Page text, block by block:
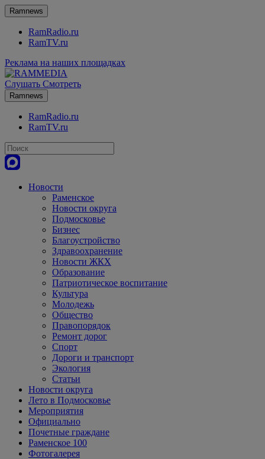
Ramnews
RamRadio.ru
RamTV.ru
Реклама на наших площадках
Слушать Смотреть
Ramnews
RamRadio.ru
RamTV.ru
Новости
Раменское
Новости округа
Подмосковье
Бизнес
Благоустройство
Здравоохранение
Новости ЖКХ
Образование
Патриотическое воспитание
Культура
Молодежь
Общество
Правопорядок
Ремонт дорог
Спорт
Дороги и транспорт
Экология
Статьи
Новости округа
Лето в Подмосковье
Мероприятия
Официально
Почетные граждане
Раменское 100
Фотогалерея